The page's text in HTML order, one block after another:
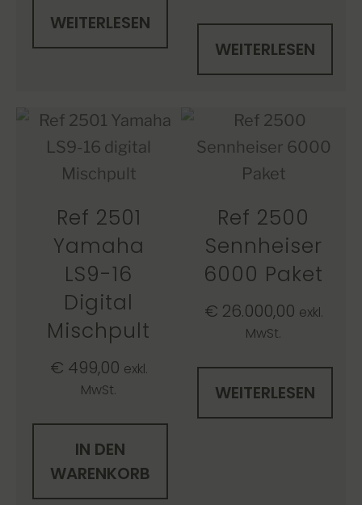
WEITERLESEN
WEITERLESEN
Ref 2501
Yamaha
LS9-16
Digital
Mischpult
€ 499,00 exkl.
MwSt.
IN DEN
WARENKORB
Ref 2500
Sennheiser
6000 Paket
€ 26.000,00 exkl.
MwSt.
WEITERLESEN